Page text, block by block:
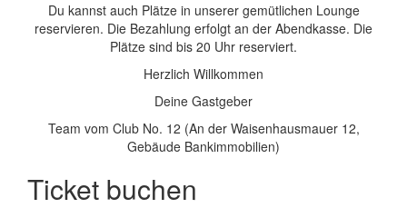
Du kannst auch Plätze in unserer gemütlichen Lounge
reservieren. Die Bezahlung erfolgt an der Abendkasse. Die
Plätze sind bis 20 Uhr reserviert.
Herzlich Willkommen
Deine Gastgeber
Team vom Club No. 12 (An der Waisenhausmauer 12,
Gebäude Bankimmobilien)
Ticket buchen